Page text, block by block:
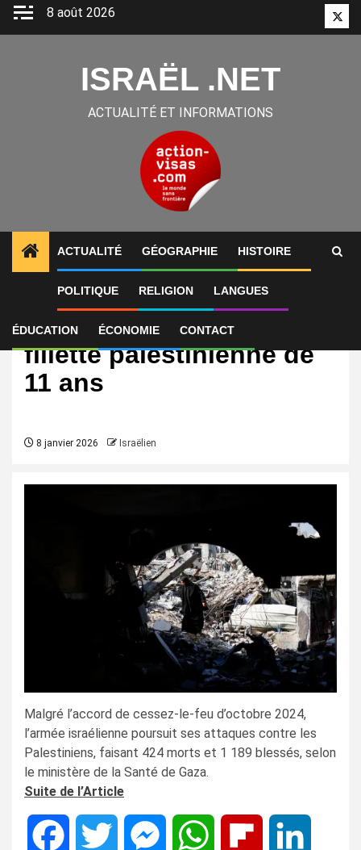
Aller
8 août 2026
ISRAËL .NET
ACTUALITÉ ET INFORMATIONS
ACTUALITÉ GÉOGRAPHIE HISTOIRE
POLITIQUE RELIGION LANGUES
ÉDUCATION ÉCONOMIE CONTACT
International
Gaza: Israël tue une
fillette palestinienne de
11 ans
8 janvier 2026 Israëlien
Malgré l’accord de cessez-le-feu d’octobre 2024,
l’armée israélienne poursuit ses attaques contre les
Palestiniens, faisant 424 morts et 1 189 blessés, selon
le ministère de la Santé de Gaza.
Suite de l’Article
Facebook Twitter MessengerWhatsApp Flipboard